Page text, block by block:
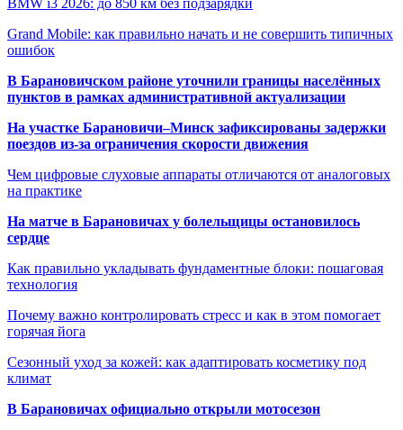
Grand Mobile: как правильно начать и не совершить типичных
ошибок
В Барановичском районе уточнили границы населённых
пунктов в рамках административной актуализации
На участке Барановичи–Минск зафиксированы задержки
поездов из-за ограничения скорости движения
Чем цифровые слуховые аппараты отличаются от аналоговых
на практике
На матче в Барановичах у болельщицы остановилось
сердце
Как правильно укладывать фундаментные блоки: пошаговая
технология
Почему важно контролировать стресс и как в этом помогает
горячая йога
Сезонный уход за кожей: как адаптировать косметику под
климат
В Барановичах официально открыли мотосезон